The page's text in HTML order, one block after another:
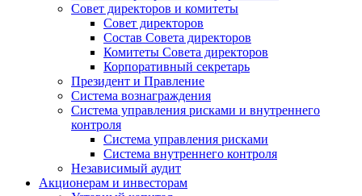
Совет директоров и комитеты
Совет директоров
Состав Совета директоров
Комитеты Совета директоров
Корпоративный секретарь
Президент и Правление
Система вознаграждения
Система управления рисками и внутреннего
контроля
Система управления рисками
Система внутреннего контроля
Независимый аудит
Акционерам и инвесторам